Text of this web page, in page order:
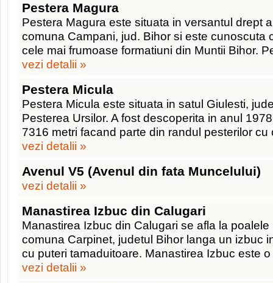
Pestera Magura
Pestera Magura este situata in versantul drept
comuna Campani, jud. Bihor si este cunoscuta
cele mai frumoase formatiuni din Muntii Bihor.
vezi detalii »
Pestera Micula
Pestera Micula este situata in satul Giulesti,
Pesterea Ursilor. A fost descoperita in anul
7316 metri facand parte din randul pesterilor cu
vezi detalii »
Avenul V5 (Avenul din fata Muncelului)
vezi detalii »
Manastirea Izbuc din Calugari
Manastirea Izbuc din Calugari se afla la
comuna Carpinet, judetul Bihor langa un izbuc
cu puteri tamaduitoare. Manastirea Izbuc este
vezi detalii »